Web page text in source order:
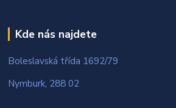
Kde nás najdete
Boleslavská třída 1692/79
Nymburk, 288 02